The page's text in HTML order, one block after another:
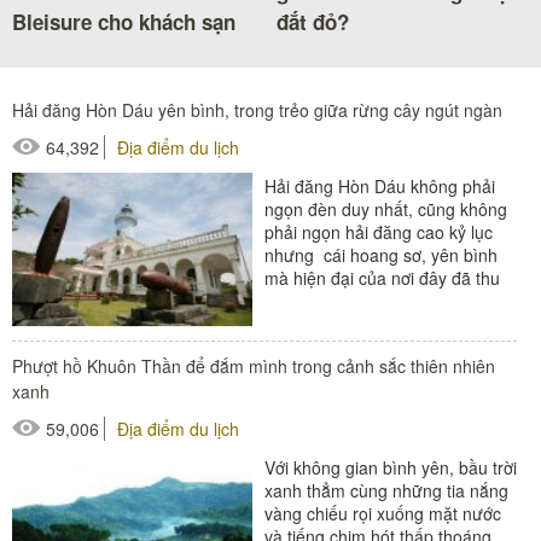
Bleisure cho khách sạn
đắt đỏ?
Hải đăng Hòn Dáu yên bình, trong trẻo giữa rừng cây ngút ngàn
64,392
Địa điểm du lịch
Hải đăng Hòn Dáu không phải
ngọn đèn duy nhất, cũng không
phải ngọn hải đăng cao kỷ lục
nhưng cái hoang sơ, yên bình
mà hiện đại của nơi đây đã thu
Phượt hồ Khuôn Thần để đắm mình trong cảnh sắc thiên nhiên
xanh
59,006
Địa điểm du lịch
Với không gian bình yên, bầu trời
xanh thẳm cùng những tia nắng
vàng chiếu rọi xuống mặt nước
và tiếng chim hót thấp thoáng